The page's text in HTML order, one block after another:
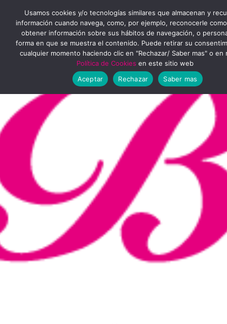
contenido
MENÚ
PRINCIPAL
Usamos cookies y/o tecnologías similares que almacenan y
información cuando navega, como, por ejemplo, reconocerle
obtener información sobre sus hábitos de navegación, o
forma en que se muestra el contenido. Puede retirar su
cualquier momento haciendo clic en "Rechazar/ Saber mas" o en
Política de Cookies en este sitio web
Aceptar
Rechazar Saber mas